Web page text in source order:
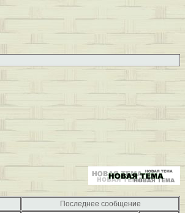
Последнее сообщение